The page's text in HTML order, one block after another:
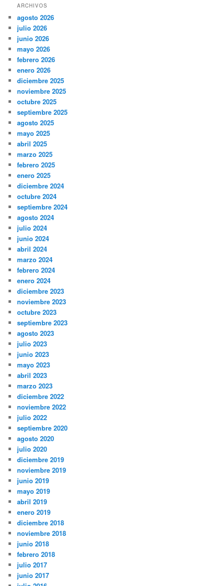
ARCHIVOS
agosto 2026
julio 2026
junio 2026
mayo 2026
febrero 2026
enero 2026
diciembre 2025
noviembre 2025
octubre 2025
septiembre 2025
agosto 2025
mayo 2025
abril 2025
marzo 2025
febrero 2025
enero 2025
diciembre 2024
octubre 2024
septiembre 2024
agosto 2024
julio 2024
junio 2024
abril 2024
marzo 2024
febrero 2024
enero 2024
diciembre 2023
noviembre 2023
octubre 2023
septiembre 2023
agosto 2023
julio 2023
junio 2023
mayo 2023
abril 2023
marzo 2023
diciembre 2022
noviembre 2022
julio 2022
septiembre 2020
agosto 2020
julio 2020
diciembre 2019
noviembre 2019
junio 2019
mayo 2019
abril 2019
enero 2019
diciembre 2018
noviembre 2018
junio 2018
febrero 2018
julio 2017
junio 2017